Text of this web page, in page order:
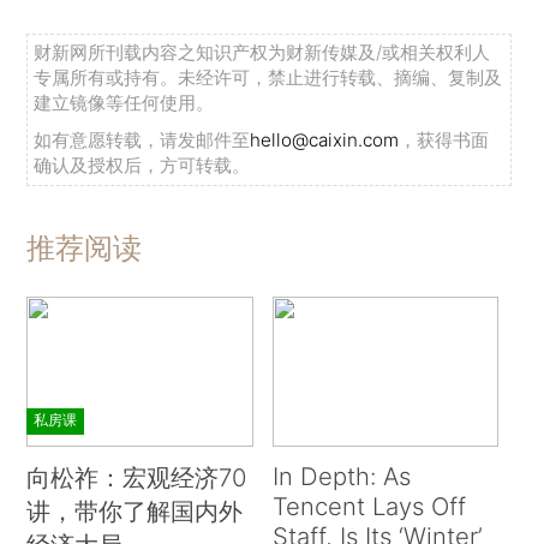
财新网所刊载内容之知识产权为财新传媒及/或相关权利人
专属所有或持有。未经许可，禁止进行转载、摘编、复制及
建立镜像等任何使用。
如有意愿转载，请发邮件至hello@caixin.com ，获得书面
确认及授权后，方可转载。
推荐阅读
私房课
向松祚：宏观经济70
讲，带你了解国内外
In Depth: As
Tencent Lays Off
Staff, Is Its ‘Winter’